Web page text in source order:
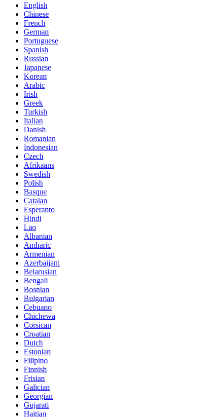
English
Chinese
French
German
Portuguese
Spanish
Russian
Japanese
Korean
Arabic
Irish
Greek
Turkish
Italian
Danish
Romanian
Indonesian
Czech
Afrikaans
Swedish
Polish
Basque
Catalan
Esperanto
Hindi
Lao
Albanian
Amharic
Armenian
Azerbaijani
Belarusian
Bengali
Bosnian
Bulgarian
Cebuano
Chichewa
Corsican
Croatian
Dutch
Estonian
Filipino
Finnish
Frisian
Galician
Georgian
Gujarati
Haitian